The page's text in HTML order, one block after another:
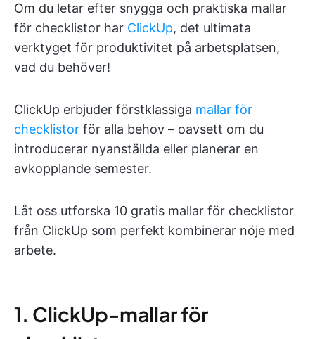
Om du letar efter snygga och praktiska mallar
för checklistor har ClickUp, det ultimata
verktyget för produktivitet på arbetsplatsen,
vad du behöver!
ClickUp erbjuder förstklassiga mallar för
checklistor för alla behov – oavsett om du
introducerar nyanställda eller planerar en
avkopplande semester.
Låt oss utforska 10 gratis mallar för checklistor
från ClickUp som perfekt kombinerar nöje med
arbete.
1. ClickUp-mallar för